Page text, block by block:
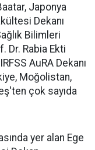
Japonya
Dekanı
Bilimleri
Dr. Rabia Ekti
AuRA Dekanı
Moğolistan,
çok sayıda
yer alan Ege